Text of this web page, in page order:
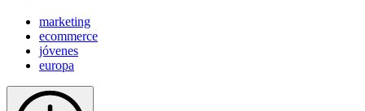
marketing
ecommerce
jóvenes
europa